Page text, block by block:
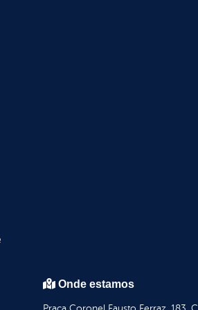
Onde estamos